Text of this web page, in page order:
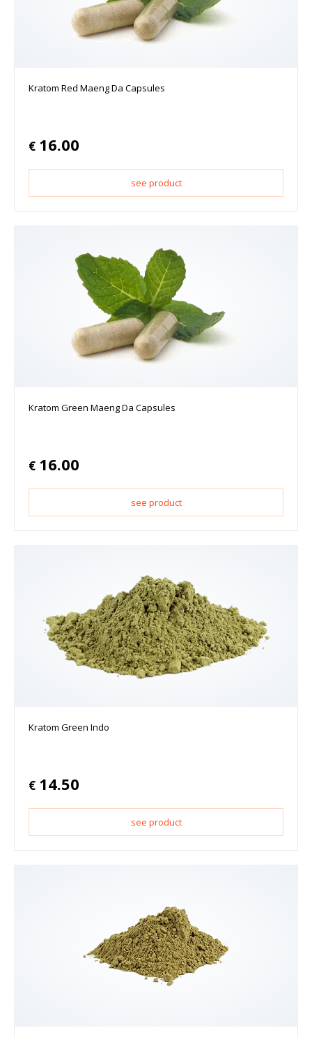
Kratom Red Maeng Da Capsules
€ 16.00
see product
Kratom Green Maeng Da Capsules
€ 16.00
see product
Kratom Green Indo
€ 14.50
see product